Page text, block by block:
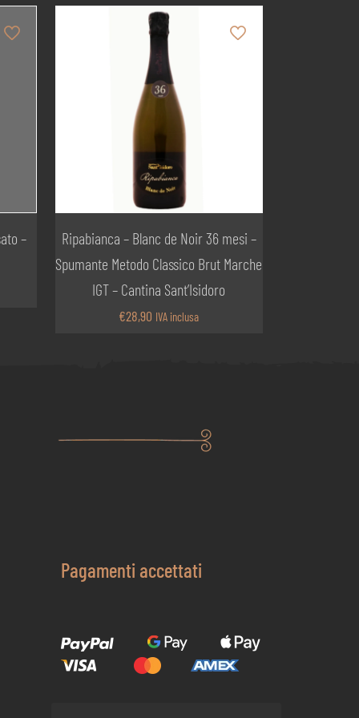
–
Ripabianca – Blanc de Noir 36 mesi –
Spumante Metodo Classico Brut Marche
IGT – Cantina Sant’Isidoro
€28,90 IVA inclusa
Pagamenti accettati